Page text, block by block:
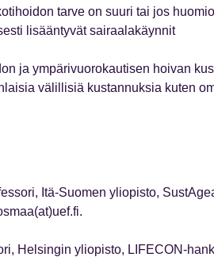
tarve on suuri tai jos
lisääntyvät sairaalakäynnit
ja ympärivuorokautisen hoivan
välillisiä kustannuksia kuten
Itä-Suomen yliopisto,
Helsingin yliopisto, LIFECON-